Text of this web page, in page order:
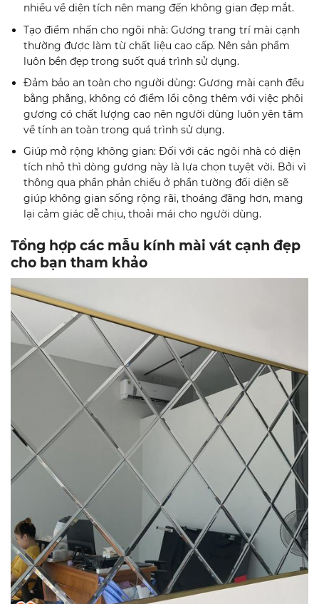
nhiều về diện tích nên mang đến không gian đẹp mắt.
Tạo điểm nhấn cho ngôi nhà: Gương trang trí mài cạnh
thường được làm từ chất liệu cao cấp. Nên sản phẩm
luôn bền đẹp trong suốt quá trình sử dụng.
Đảm bảo an toàn cho người dùng: Gương mài cạnh đều
bằng phẳng, không có điểm lồi cộng thêm với việc phôi
gương có chất lượng cao nên người dùng luôn yên tâm
về tính an toàn trong quá trình sử dụng.
Giúp mở rộng không gian: Đối với các ngôi nhà có diện
tích nhỏ thì dòng gương này là lựa chọn tuyệt vời. Bởi vì
thông qua phần phản chiếu ở phần tường đối diện sẽ
giúp không gian sống rộng rãi, thoáng đãng hơn, mang
lại cảm giác dễ chịu, thoải mái cho người dùng.
Tổng hợp các mẫu kính mài vát cạnh đẹp
cho bạn tham khảo